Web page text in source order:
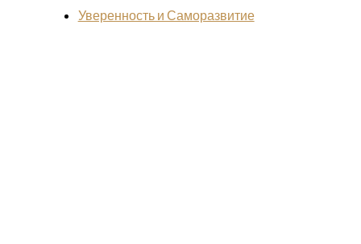
Уверенность и Саморазвитие